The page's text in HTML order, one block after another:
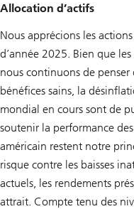
Allocation d’actifs
Nous apprécions les
d’année 2025. Bien que
nous continuons de penser
bénéfices sains, la
mondial en cours sont de
soutenir la performance
américain restent notre
risque contre les baisses
actuels, les rendements
attrait. Compte tenu des